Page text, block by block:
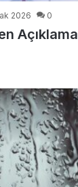
2026 0
Açıklama